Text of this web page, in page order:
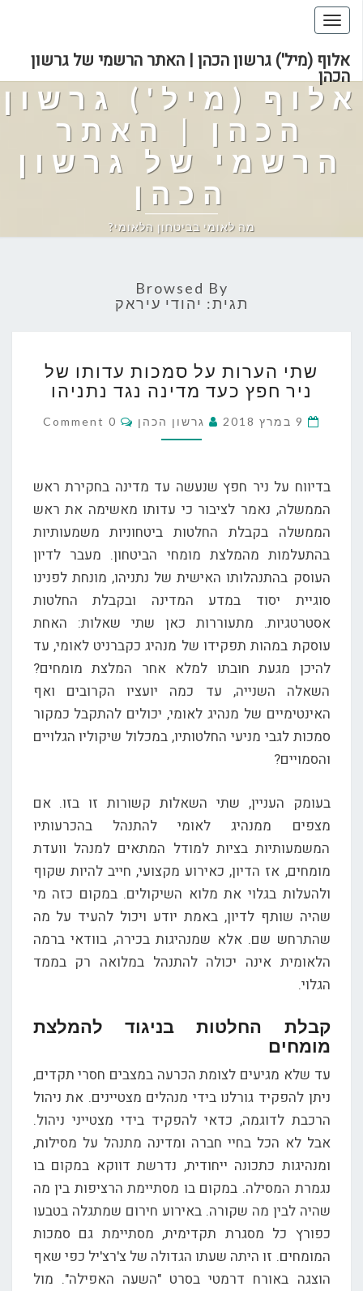
Toggle
navigation
אלוף (מיל') גרשון הכהן | האתר הרשמי של גרשון
הכהן
אלוף (מיל') גרשון
הכהן | האתר
הרשמי של גרשון
הכהן
מה לאומי בביטחון הלאומי?
Browsed By
תגית: יהודי עיראק
הערות
על
עדותו
חפץ
כעד
מדינה
נגד
נתניהו
שתי הערות על סמכות עדותו של
ניר חפץ כעד מדינה נגד נתניהו
9 במרץ 2018 גרשון הכהן Comments
0 Comment
בדיווח על ניר חפץ שנעשה עד מדינה בחקירת ראש
הממשלה, נאמר לציבור כי עדותו מאשימה את ראש
הממשלה בקבלת החלטות ביטחוניות משמעותיות
בהתעלמות מהמלצת מומחי הביטחון. מעבר לדיון
העוסק בהתנהלותו האישית של נתניהו, מונחת לפנינו
סוגיית יסוד במדע המדינה ובקבלת החלטות
אסטרטגיות. מתעוררות כאן שתי שאלות: האחת
עוסקת במהות תפקידו של מנהיג כקברניט לאומי, עד
להיכן מגעת חובתו למלא אחר המלצת מומחים?
השאלה השנייה, עד כמה יועציו הקרובים ואף
האינטימיים של מנהיג לאומי, יכולים להתקבל כמקור
סמכות לגבי מניעי החלטותיו, במכלול שיקוליו הגלויים
והסמויים?
בעומק העניין, שתי השאלות קשורות זו בזו. אם
מצפים ממנהיג לאומי להתנהל בהכרעותיו
המשמעותיות בציות למודל המתאים למנהל וועדת
מומחים, אז הדיון, כאירוע מקצועי, חייב להיות שקוף
ולהעלות בגלוי את מלוא השיקולים. במקום כזה מי
שהיה שותף לדיון, באמת יודע ויכול להעיד על מה
שהתרחש שם. אלא שמנהיגות בכירה, בוודאי ברמה
הלאומית אינה יכולה להתנהל במלואה רק בממד
הגלוי.
קבלת החלטות בניגוד להמלצת
מומחים
עד שלא מגיעים לצומת הכרעה במצבים חסרי תקדים,
ניתן להפקיד גורלנו בידי מנהלים מצטיינים. את ניהול
הרכבת לדוגמה, כדאי להפקיד בידי מצטייני ניהול.
אבל לא הכל בחיי חברה ומדינה מתנהל על מסילות,
ומנהיגות כתכונה ייחודית, נדרשת דווקא במקום בו
נגמרת המסילה. במקום בו מסתיימת הרציפות בין מה
שהיה לבין מה שקורה. באירוע חירום שמתגלה בטבעו
כפורץ כל מסגרת תקדימית, מסתיימת גם סמכות
המומחים. זו היתה שעתו הגדולה של צ'רצ'יל כפי שאף
הוצגה באורח דרמטי בסרט "השעה האפילה". מול